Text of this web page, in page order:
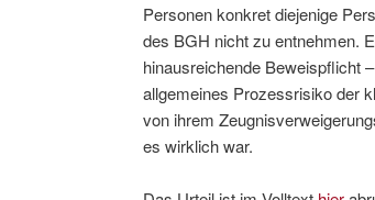
Personen konkret diejenige
des BGH nicht zu entnehmen.
hinausreichende Beweispflicht
allgemeines Prozessrisiko der
von ihrem
es wirklich war.